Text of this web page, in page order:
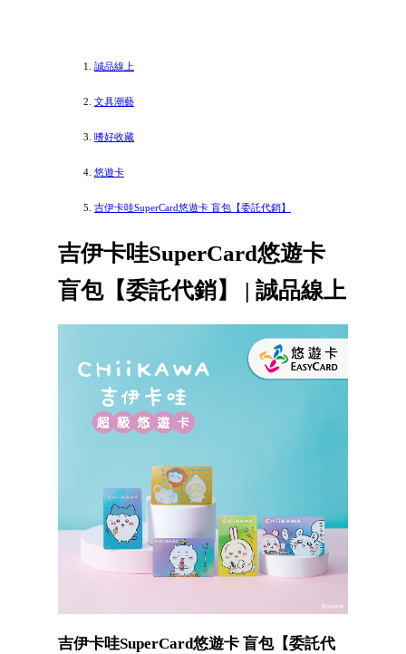
誠品線上
文具潮藝
嗜好收藏
悠遊卡
吉伊卡哇SuperCard悠遊卡 盲包【委託代銷】
吉伊卡哇SuperCard悠遊卡
盲包【委託代銷】 | 誠品線上
吉伊卡哇SuperCard悠遊卡 盲包【委託代